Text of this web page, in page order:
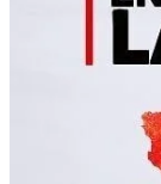
Desde 2008, el